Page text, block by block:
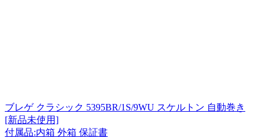
ブレゲ クラシック 5395BR/1S/9WU スケルトン 自動巻き
[新品未使用]
付属品:内箱 外箱 保証書